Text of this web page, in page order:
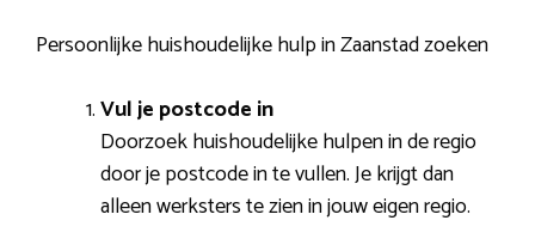
Persoonlijke huishoudelijke hulp in Zaanstad zoeken
Vul je postcode in
Doorzoek huishoudelijke hulpen in de regio
door je postcode in te vullen. Je krijgt dan
alleen werksters te zien in jouw eigen regio.